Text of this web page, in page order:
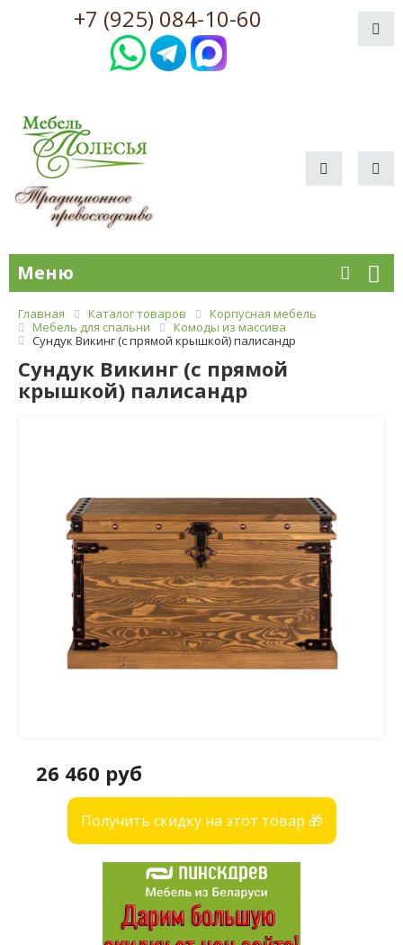
+7 (925) 084-10-60
Меню
Главная Каталог товаров
Корпусная мебель
Мебель для спальни
Комоды из массива
Сундук Викинг (с прямой крышкой) палисандр
Сундук Викинг (с прямой
крышкой) палисандр
26 460 руб
Получить скидку на этот товар 🎁